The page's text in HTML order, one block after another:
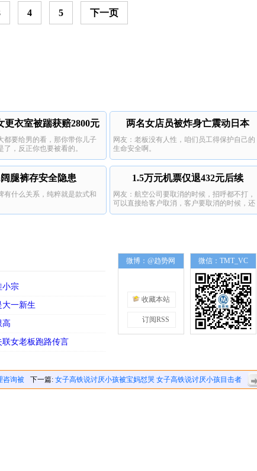
4 5 下一页
更衣室被踹获赔2800元
都要给男的看，那你带你儿子
了，反正你也要被看的。
两名女店员被炸身亡震动日本
网友：老板没有人性，咱们员工得保护自己的
生命安全啊。
腿裤存安全隐患
有什么关系，纯粹就是款式和
1.5万元机票仅退432元后续
网友：航空公司要取消的时候，招呼都不打，
可以直接给客户取消，客户要取消的时候，还
要扣掉高额的手续费。
小宗
大一新生
高
女老板跑路传言
微博：@趋势网
收藏本站
订阅RSS
微信：TMT_VC
咨询被
下一篇: 女子高铁说讨厌小孩被宝妈怼哭 女子高铁说讨厌小孩目击者